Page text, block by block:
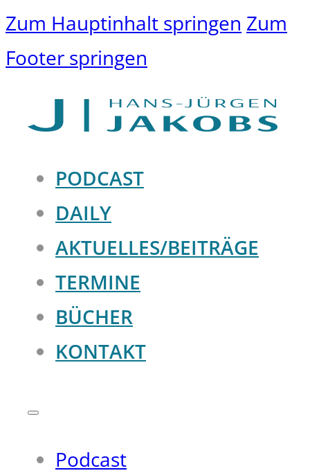
Zum Hauptinhalt springen Zum
Footer springen
PODCAST
DAILY
AKTUELLES/BEITRÄGE
TERMINE
BÜCHER
KONTAKT
Podcast